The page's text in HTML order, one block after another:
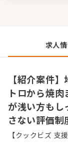
笑顔で
求人
【紹介案件
トロから焼
が浅い方もし
さない評価制
【クックビズ 支